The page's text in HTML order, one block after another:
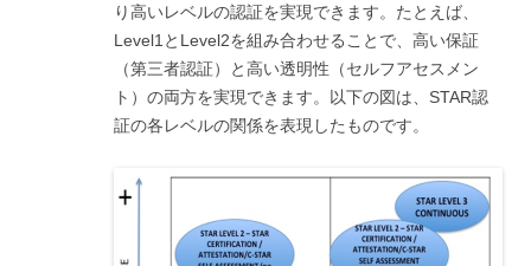
り高いレベルの認証を実現できます。たとえば、
Level1とLevel2を組み合わせることで、高い保証
（第三者認証）と高い透明性（セルフアセスメン
ト）の両方を実現できます。以下の図は、STAR認
証の各レベルの関係を表現したものです。